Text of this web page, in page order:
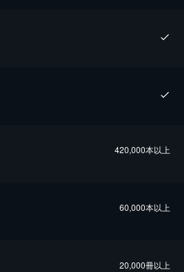
420,000本以上
60,000本以上
20,000冊以上